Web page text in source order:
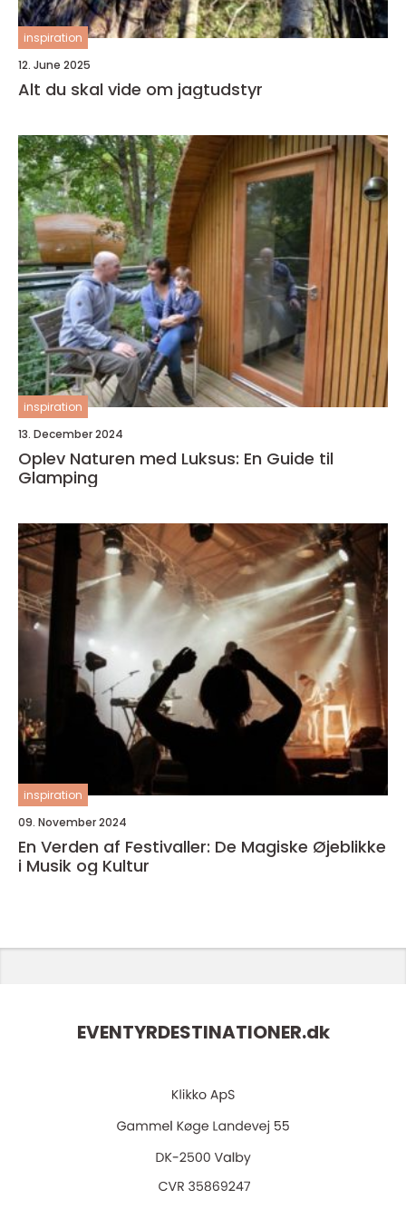
inspiration
12. June 2025
Alt du skal vide om jagtudstyr
inspiration
13. December 2024
Oplev Naturen med Luksus: En Guide til
Glamping
inspiration
09. November 2024
En Verden af Festivaller: De Magiske Øjeblikke
i Musik og Kultur
EVENTYRDESTINATIONER.dk